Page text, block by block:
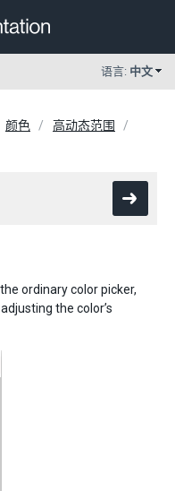
语言: 中文
颜色
高动态范围
ordinary color picker,
the color’s